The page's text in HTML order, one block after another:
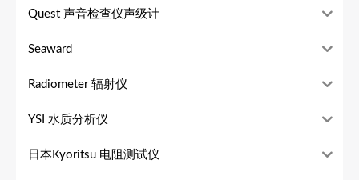
Quest 声音检查仪声级计
Seaward
Radiometer 辐射仪
YSI 水质分析仪
日本Kyoritsu 电阻测试仪